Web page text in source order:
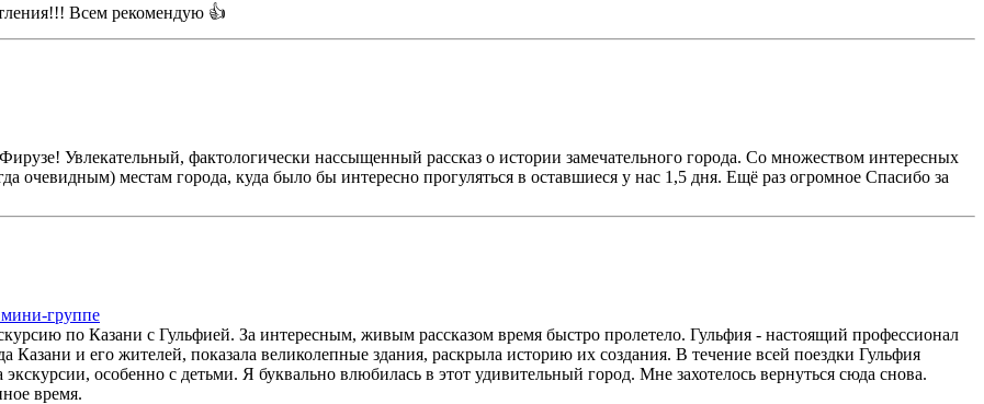
Всем рекомендую 👍
Увлекательный, фактологически нассыщенный рассказ о истории замечательного города. Со множеством интересных
очевидным) местам города, куда было бы интересно прогуляться в оставшиеся у нас 1,5 дня. Ещё раз огромное Спасибо за
мини-группе
по Казани с Гульфией. За интересным, живым рассказом время быстро пролетело. Гульфия - настоящий профессионал
Казани и его жителей, показала великолепные здания, раскрыла историю их создания. В течение всей поездки Гульфия
особенно с детьми. Я буквально влюбилась в этот удивительный город. Мне захотелось вернуться сюда снова.
время.